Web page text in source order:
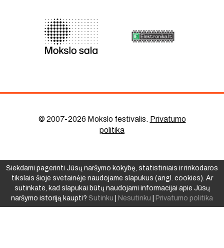
© 2007-2026 Mokslo festivalis. Privatumo
politika
Siekdami pagerinti Jūsų naršymo kokybę, statistiniais ir rinkodaros
tikslais šioje svetainėje naudojame slapukus (angl. cookies). Ar
sutinkate, kad slapukai būtų naudojami informacijai apie Jūsų
naršymo istoriją kaupti? Sutinku Nesutinku Privatumo politika